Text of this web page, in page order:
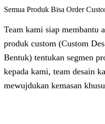
Semua Produk Bisa Order
Team kami siap membantu
produk custom (Custom
Bentuk) tentukan segmen
kepada kami, team desain
mewujdukan kemasan